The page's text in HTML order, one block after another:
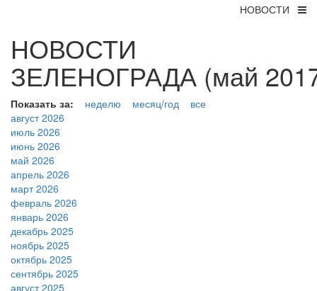
НОВОСТИ
НОВОСТИ
ЗЕЛЕНОГРАДА (май
Показать за: неделю месяц/год
все
август 2026
июль 2026
июнь 2026
май 2026
апрель 2026
март 2026
февраль 2026
январь 2026
декабрь 2025
ноябрь 2025
октябрь 2025
сентябрь 2025
август 2025